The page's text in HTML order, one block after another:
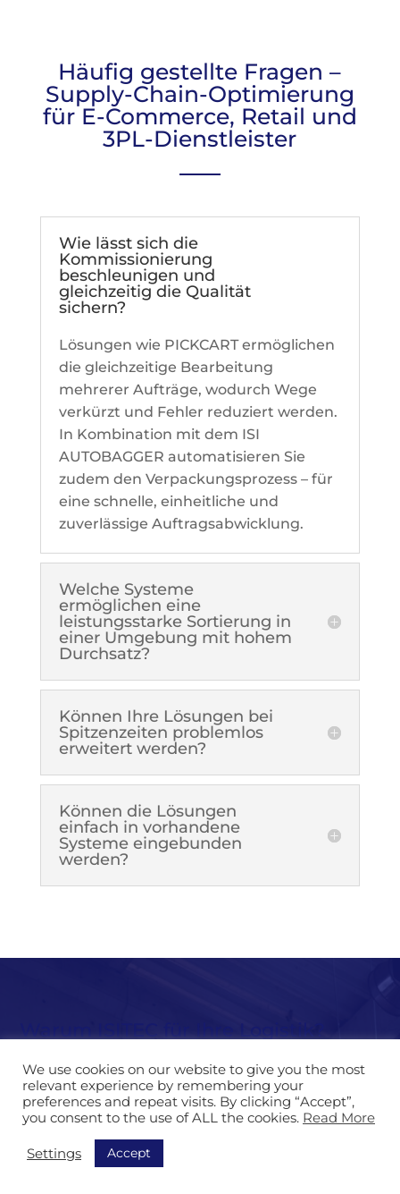
Häufig gestellte Fragen –
Supply-Chain-Optimierung
für E-Commerce, Retail und
3PL-Dienstleister
Wie lässt sich die
Kommissionierung
beschleunigen und
gleichzeitig die Qualität
sichern?
Lösungen wie PICKCART ermöglichen
die gleichzeitige Bearbeitung
mehrerer Aufträge, wodurch Wege
verkürzt und Fehler reduziert werden.
In Kombination mit dem ISI
AUTOBAGGER automatisieren Sie
zudem den Verpackungsprozess – für
eine schnelle, einheitliche und
zuverlässige Auftragsabwicklung.
Welche Systeme
ermöglichen eine
leistungsstarke Sortierung in
einer Umgebung mit hohem
Durchsatz?
Können Ihre Lösungen bei
Spitzenzeiten problemlos
erweitert werden?
Können die Lösungen
einfach in vorhandene
Systeme eingebunden
werden?
Persönliche Betreuung von
Anfang bis Ende
Von der Erstanalyse über die
We use cookies on our website to give you the most
relevant experience by remembering your
preferences and repeat visits. By clicking “Accept”,
you consent to the use of ALL the cookies. Read More
Settings Accept